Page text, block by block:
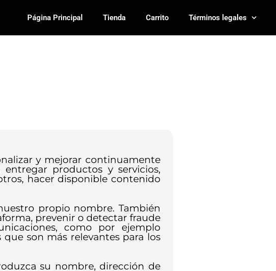
Página Principal Tienda Carrito Términos legales
y mejorar continuamente
productos y servicios,
hacer disponible contenido
propio nombre. También
prevenir o detectar fraude
como por ejemplo
son más relevantes para los
su nombre, dirección de